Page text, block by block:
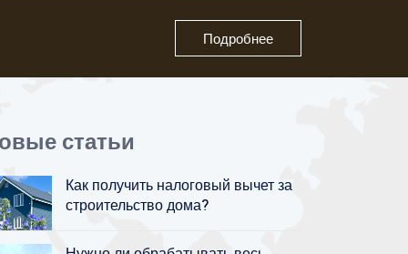
Подробнее
статьи
Как получить налоговый вычет за
строительство дома?